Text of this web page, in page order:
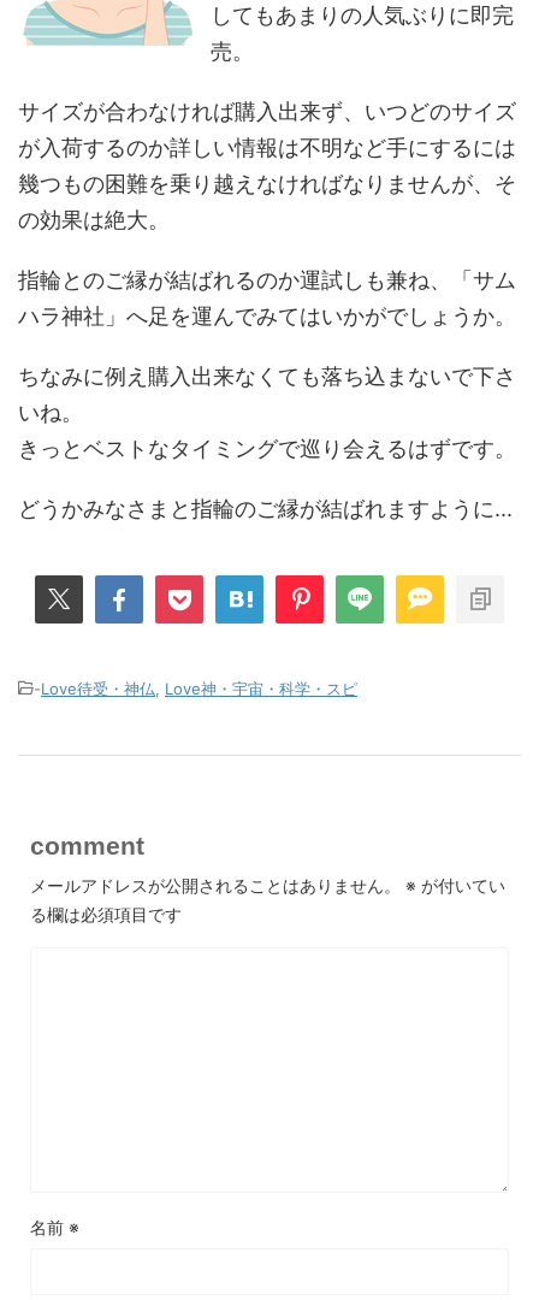
してもあまりの人気ぶりに即完
売。
サイズが合わなければ購入出来ず、いつどのサイズ
が入荷するのか詳しい情報は不明など手にするには
幾つもの困難を乗り越えなければなりませんが、そ
の効果は絶大。
指輪とのご縁が結ばれるのか運試しも兼ね、「サム
ハラ神社」へ足を運んでみてはいかがでしょうか。
ちなみに例え購入出来なくても落ち込まないで下さ
いね。
きっとベストなタイミングで巡り会えるはずです。
どうかみなさまと指輪のご縁が結ばれますように...
-Love待受・神仏 Love神・宇宙・科学・スピ
comment
メールアドレスが公開されることはありません。 ※ が付いてい
る欄は必須項目です
名前 ※